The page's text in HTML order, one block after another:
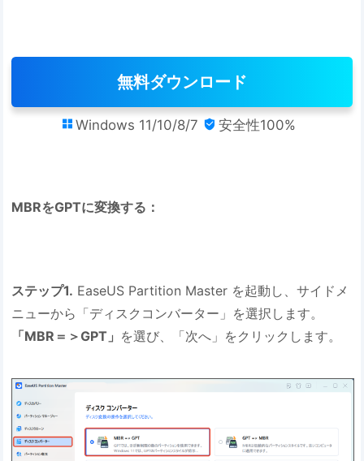
無料ダウンロード
 Windows 11/10/8/7  安全性100%
MBRをGPTに変換する：
ステップ1. EaseUS Partition Master を起動し、サイドメ
ニューから「ディスクコンバーター」を選択します。
「MBR＝＞GPT」 を選び、「次へ」をクリックします。